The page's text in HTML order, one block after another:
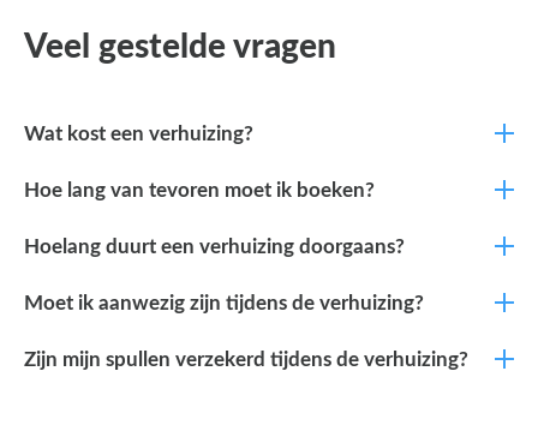
Veel gestelde vragen
Wat kost een verhuizing?
Hoe lang van tevoren moet ik boeken?
Hoelang duurt een verhuizing doorgaans?
Moet ik aanwezig zijn tijdens de verhuizing?
Zijn mijn spullen verzekerd tijdens de verhuizing?